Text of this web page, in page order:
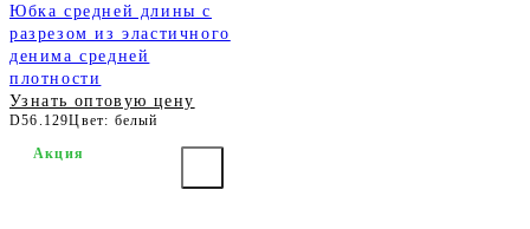
Юбка средней длины с
разрезом из эластичного
денима средней
плотности
Узнать оптовую цену
D56.129Цвет: белый
Акция